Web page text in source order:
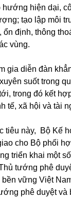
hướng hiện dại,
tạo lập môi
ổn định, thông
vùng.
gia diễn đàn
suốt trong
trong đó kết
tế, xã hội và tài
tiêu này, Bộ Kế
cho Bộ phối
triển khai một
tướng phê
vững Việt
phê duyệt và